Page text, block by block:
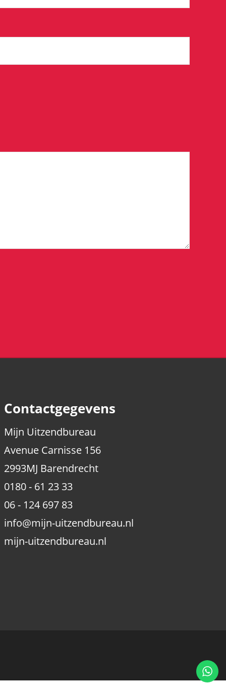
Contactgegevens
Mijn Uitzendbureau
Avenue Carnisse 156
2993MJ Barendrecht
0180 - 61 23 33
06 - 124 697 83
info@mijn-uitzendbureau.nl
mijn-uitzendbureau.nl